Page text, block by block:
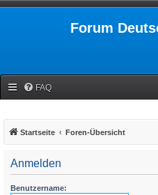
Forum
FAQ
Startseite Foren-Übersicht
Anmelden
Benutzername: